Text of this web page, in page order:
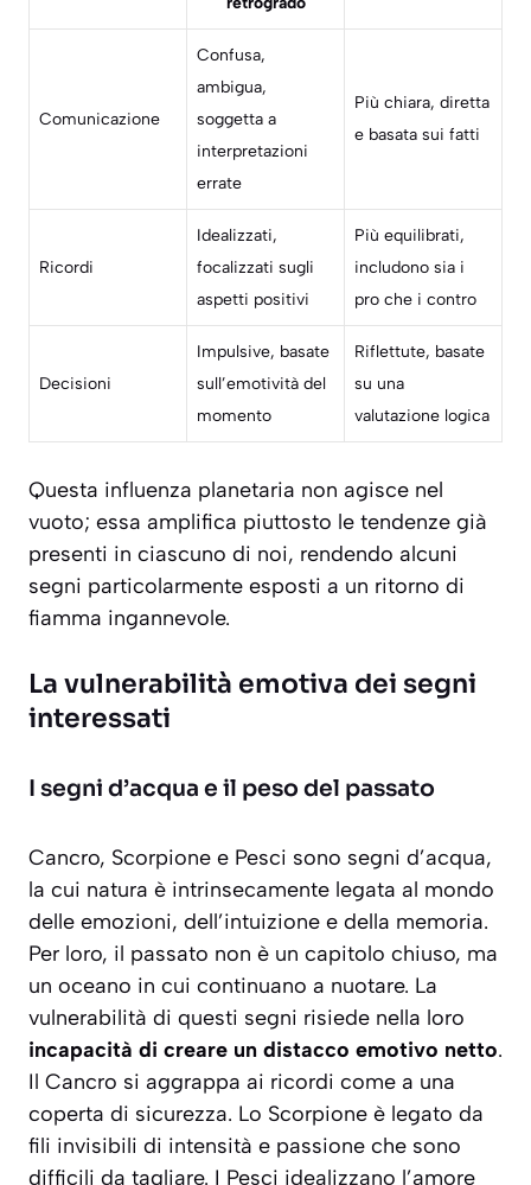
Comunicazione
Confusa,
ambigua,
soggetta a
interpretazioni
errate
Più chiara, diretta
e basata sui fatti
Ricordi
Idealizzati,
focalizzati sugli
aspetti positivi
Più equilibrati,
includono sia i
pro che i contro
Decisioni
Impulsive, basate
sull’emotività del
momento
Riflettute, basate
su una
valutazione logica
Questa influenza planetaria non agisce nel
vuoto; essa amplifica piuttosto le tendenze già
presenti in ciascuno di noi, rendendo alcuni
segni particolarmente esposti a un ritorno di
fiamma ingannevole.
La vulnerabilità emotiva dei segni
interessati
I segni d’acqua e il peso del passato
Cancro, Scorpione e Pesci sono segni d’acqua,
la cui natura è intrinsecamente legata al mondo
delle emozioni, dell’intuizione e della memoria.
Per loro, il passato non è un capitolo chiuso, ma
un oceano in cui continuano a nuotare. La
vulnerabilità di questi segni risiede nella loro
incapacità di creare un distacco emotivo netto.
Il Cancro si aggrappa ai ricordi come a una
coperta di sicurezza. Lo Scorpione è legato da
fili invisibili di intensità e passione che sono
difficili da tagliare. I Pesci idealizzano l’amore